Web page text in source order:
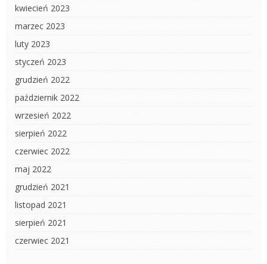
kwiecień 2023
marzec 2023
luty 2023
styczeń 2023
grudzień 2022
październik 2022
wrzesień 2022
sierpień 2022
czerwiec 2022
maj 2022
grudzień 2021
listopad 2021
sierpień 2021
czerwiec 2021